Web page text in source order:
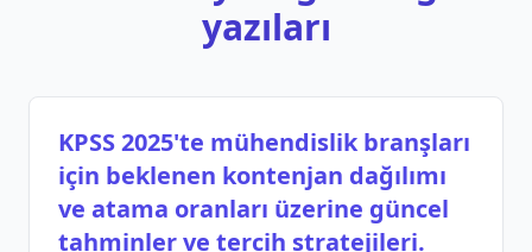
yazıları
KPSS 2025'te mühendislik branşları
için beklenen kontenjan dağılımı
ve atama oranları üzerine güncel
tahminler ve tercih stratejileri.